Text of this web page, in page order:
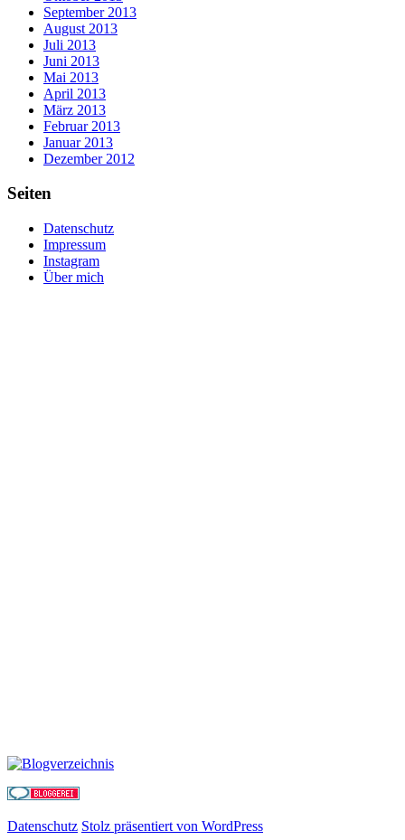
September 2013
August 2013
Juli 2013
Juni 2013
Mai 2013
April 2013
März 2013
Februar 2013
Januar 2013
Dezember 2012
Seiten
Datenschutz
Impressum
Instagram
Über mich
Datenschutz Stolz präsentiert von WordPress